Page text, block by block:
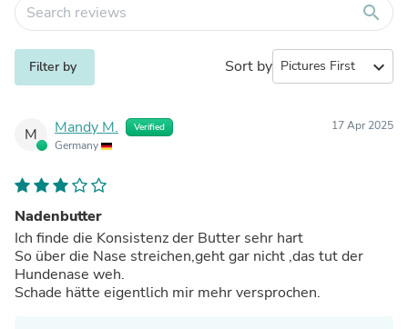
search
Filter by Sort by expand_more
M Mandy M. Verified
Germany
17 Apr 2025
Nadenbutter
Ich finde die Konsistenz der Butter sehr hart
So über die Nase streichen,geht gar nicht ,das tut der
Hundenase weh.
Schade hätte eigentlich mir mehr versprochen.